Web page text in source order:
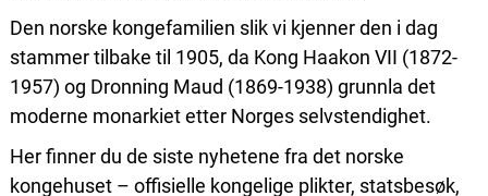
Den norske kongefamilien slik vi kjenner den i dag
stammer tilbake til 1905, da Kong Haakon VII (1872-
1957) og Dronning Maud (1869-1938) grunnla det
moderne monarkiet etter Norges selvstendighet.
Her finner du de siste nyhetene fra det norske
kongehuset – offisielle kongelige plikter, statsbesøk,